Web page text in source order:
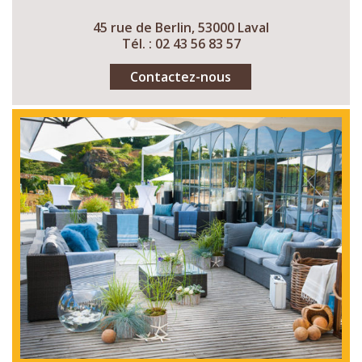
45 rue de Berlin, 53000 Laval
Tél. : 02 43 56 83 57
Contactez-nous